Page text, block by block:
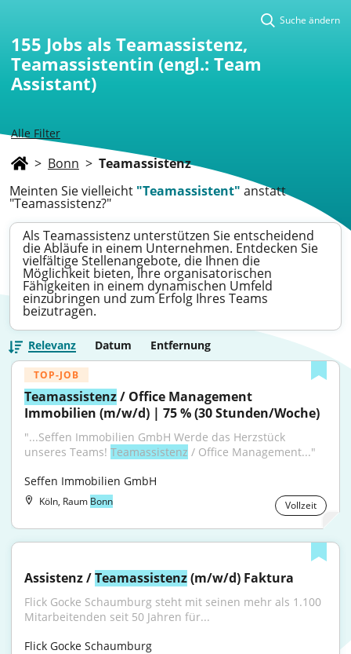
Alle Filter
Suche ändern
155 Jobs als Teamassistenz,
Teamassistentin (engl.: Team
Assistant)
> Bonn > Teamassistenz
Meinten Sie vielleicht "Teamassistent" anstatt
"Teamassistenz?"
Als Teamassistenz unterstützen Sie entscheidend
die Abläufe in einem Unternehmen. Entdecken Sie
vielfältige Stellenangebote, die Ihnen die
Möglichkeit bieten, Ihre organisatorischen
Fähigkeiten in einem dynamischen Umfeld
einzubringen und zum Erfolg Ihres Teams
beizutragen.
Relevanz Datum Entfernung
TOP-JOB
Teamassistenz / Office Management
Immobilien (m/w/d) | 75 % (30 Stunden/Woche)
"...Seffen Immobilien GmbH Werde das Herzstück
unseres Teams! Teamassistenz / Office Management..."
Seffen Immobilien GmbH
Köln, Raum Bonn Vollzeit
Assistenz / Teamassistenz (m/w/d) Faktura
Flick Gocke Schaumburg steht mit seinen mehr als 1.100
Mitarbeitenden seit 50 Jahren für...
Flick Gocke Schaumburg